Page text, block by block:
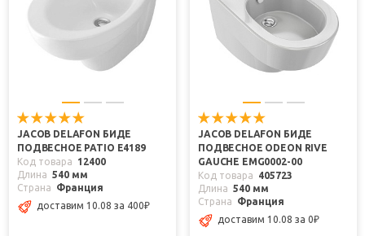
JACOB DELAFON БИДЕ
ПОДВЕСНОЕ PATIO E4189
Код товара
12400
Длина 540 мм
Страна
Франция
доставим 10.08 за 400₽
JACOB DELAFON БИДЕ
ПОДВЕСНОЕ ODEON RIVE
GAUCHE EMG0002-00
Код товара
405723
Длина 540 мм
Страна
Франция
доставим 10.08 за 0₽